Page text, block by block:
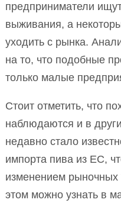
предприниматели
выживания, а
уходить с рынка.
на то, что подобные
только малые
Стоит отметить, что
наблюдаются и в
недавно стало
импорта пива из ЕС,
изменением рыночных
этом можно узнать в